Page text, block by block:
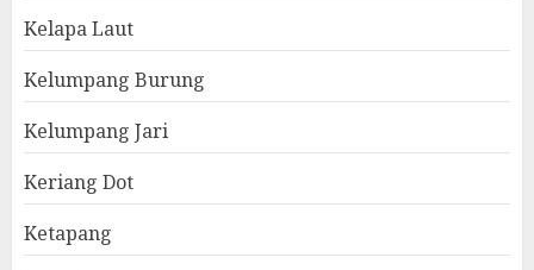
Kelapa Laut
Kelumpang Burung
Kelumpang Jari
Keriang Dot
Ketapang